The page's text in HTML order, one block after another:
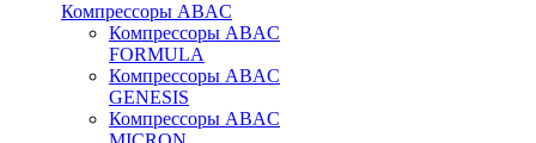
Компрессоры ABAC
Компрессоры ABAC
FORMULA
Компрессоры ABAC
GENESIS
Компрессоры ABAC